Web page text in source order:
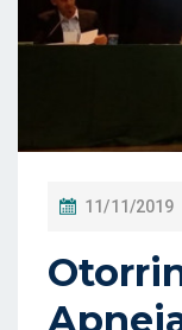
P
S
11/11/2019